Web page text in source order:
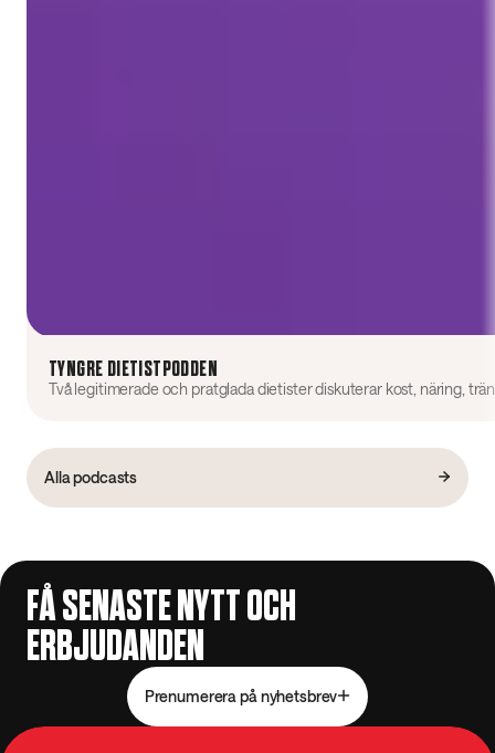
TYNGRE DIETISTPODDEN
Alla podcasts
FÅ SENASTE NYTT OCH
ERBJUDANDEN
Prenumerera på nyhetsbrev